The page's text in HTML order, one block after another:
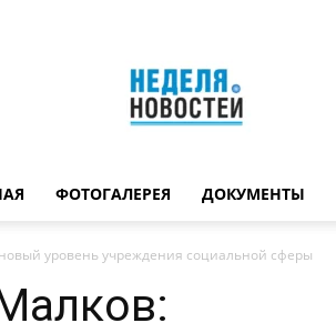
ФОТОГАЛЕРЕЯ ДОКУМЕНТЫ
уровень учреждения социальной сферы